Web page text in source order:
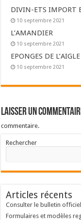
DIVIN-ETS IMPORT
10 septembre 2021
L’AMANDIER
10 septembre 2021
EPONGES DE
10 septembre 2021
Laisser un
commentaire.
Rechercher
Articles récents
Consulter le bulletin
Formulaires et modèles